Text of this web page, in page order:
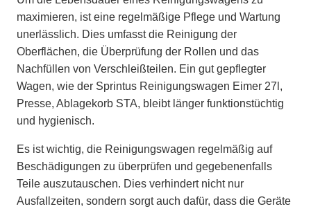
maximieren, ist eine regelmäßige Pflege und Wartung
unerlässlich. Dies umfasst die Reinigung der
Oberflächen, die Überprüfung der Rollen und das
Nachfüllen von Verschleißteilen. Ein gut gepflegter
Wagen, wie der Sprintus Reinigungswagen Eimer 27l,
Presse, Ablagekorb STA, bleibt länger funktionstüchtig
und hygienisch.
Es ist wichtig, die Reinigungswagen regelmäßig auf
Beschädigungen zu überprüfen und gegebenenfalls
Teile auszutauschen. Dies verhindert nicht nur
Ausfallzeiten, sondern sorgt auch dafür, dass die Geräte